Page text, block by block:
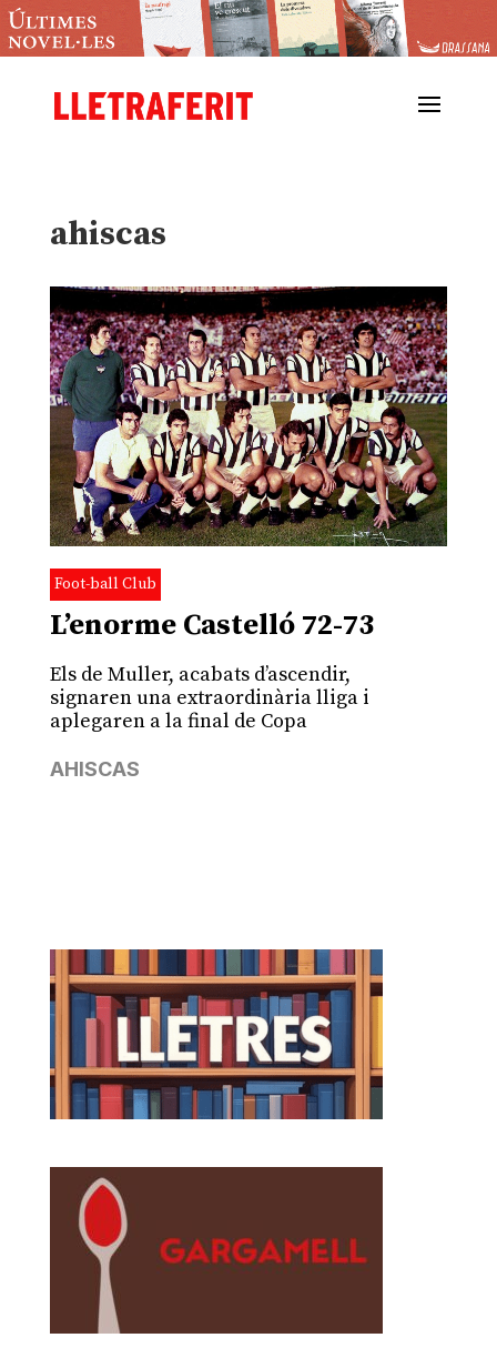
ahiscas
Foot-ball Club
L’enorme Castelló 72-73
Els de Muller, acabats d’ascendir,
signaren una extraordinària lliga i
aplegaren a la final de Copa
AHISCAS